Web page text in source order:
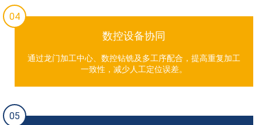
04
数控设备协同
通过龙门加工中心、数控钻铣及多工序配合，提高重复加工
一致性，减少人工定位误差。
05